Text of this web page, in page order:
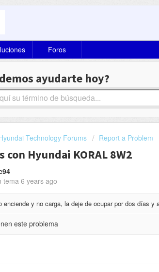
Foros
ayudarte hoy?
Technology Forums Report a Problem
con Hyundai KORAL 8W2
tema 6 years ago
enciende y no carga, la deje de ocupar por dos días y
este problema